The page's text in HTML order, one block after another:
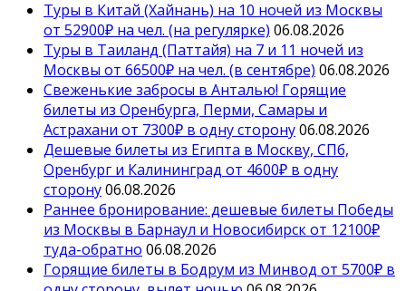
Туры в Китай (Хайнань) на 10 ночей из Москвы
от 52900₽ на чел. (на регулярке) 06.08.2026
Туры в Таиланд (Паттайя) на 7 и 11 ночей из
Москвы от 66500₽ на чел. (в сентябре) 06.08.2026
Свеженькие забросы в Анталью! Горящие
билеты из Оренбурга, Перми, Самары и
Астрахани от 7300₽ в одну сторону06.08.2026
Дешевые билеты из Египта в Москву, СПб,
Оренбург и Калининград от 4600₽ в одну
сторону06.08.2026
Раннее бронирование: дешевые билеты Победы
из Москвы в Барнаул и Новосибирск от 12100₽
туда-обратно 06.08.2026
Горящие билеты в Бодрум из Минвод от 5700₽ в